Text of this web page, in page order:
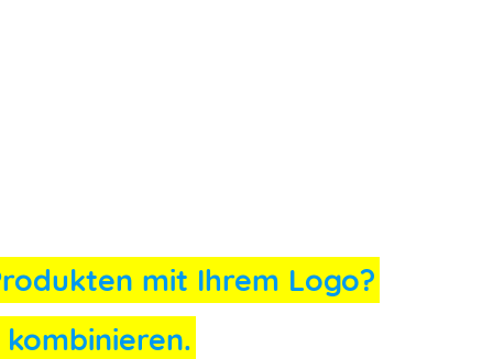
mit Ihrem Logo?